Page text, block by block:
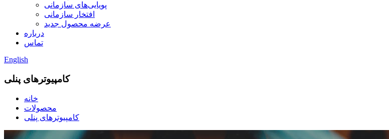
پویایی‌های سازمانی
افتخار سازمانی
عرضه محصول جدید
درباره
تماس
English
کامپیوترهای پنلی
خانه
محصولات
کامپیوترهای پنلی